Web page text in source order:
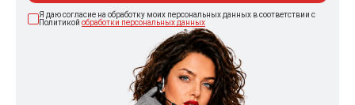
Я даю согласие на обработку моих персональных данных в соответствии с
Политикой обработки персональных данных